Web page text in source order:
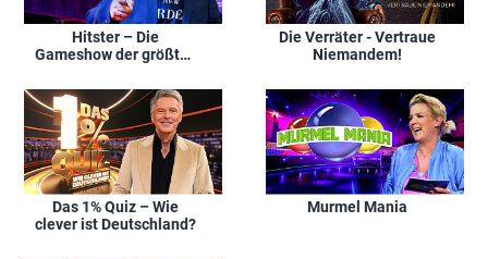
Hitster – Die
Gameshow der größten
Die Verräter - Vertraue
Niemandem!
Das 1% Quiz – Wie
clever ist Deutschland?
Murmel Mania